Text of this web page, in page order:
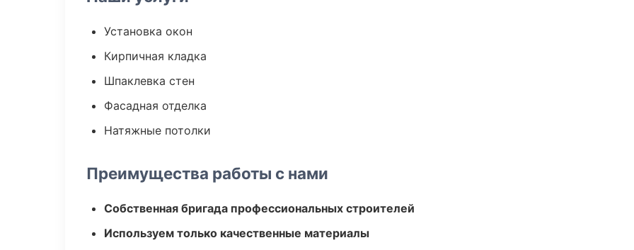
Установка окон
Кирпичная кладка
Шпаклевка стен
Фасадная отделка
Натяжные потолки
Преимущества работы с нами
Собственная бригада профессиональных строителей
Используем только качественные материалы